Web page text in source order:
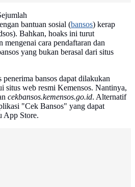
bantuan sosial (bansos) kerap
Bahkan, hoaks ini turut
mengenai cara pendaftaran dan
yang bukan berasal dari situs
penerima bansos dapat dilakukan
situs web resmi Kemensos. Nantinya,
cekbansos.kemensos.go.id. Alternatif
"Cek Bansos" yang dapat
App Store.